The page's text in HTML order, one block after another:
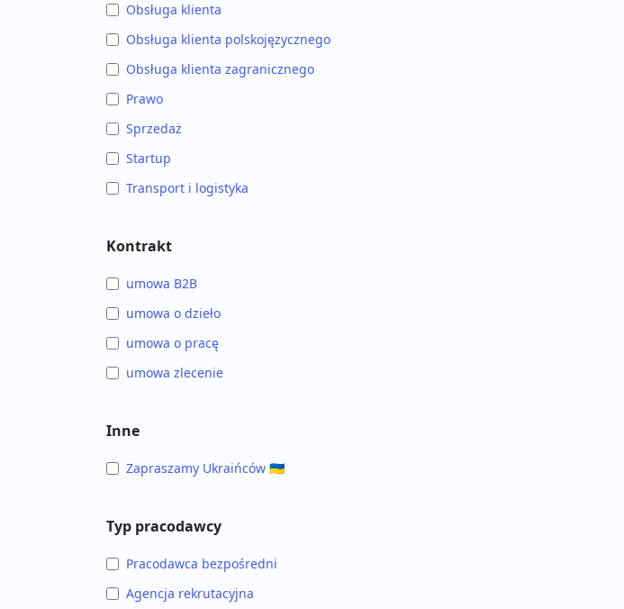
Obsługa klienta
Obsługa klienta polskojęzycznego
Obsługa klienta zagranicznego
Prawo
Sprzedaż
Startup
Transport i logistyka
Kontrakt
umowa B2B
umowa o dzieło
umowa o pracę
umowa zlecenie
Inne
Zapraszamy Ukraińców 🇺🇦
Typ pracodawcy
Pracodawca bezpośredni
Agencja rekrutacyjna